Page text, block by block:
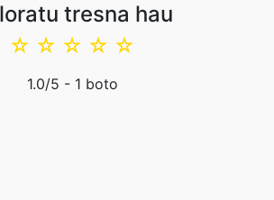
tresna hau
☆
☆
☆
☆
☆
1.0/5 - 1 boto